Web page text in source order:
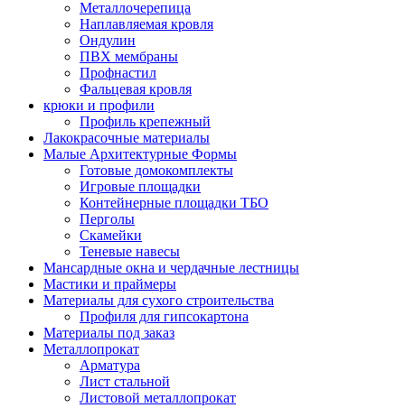
Металлочерепица
Наплавляемая кровля
Ондулин
ПВХ мембраны
Профнастил
Фальцевая кровля
крюки и профили
Профиль крепежный
Лакокрасочные материалы
Малые Архитектурные Формы
Готовые домокомплекты
Игровые площадки
Контейнерные площадки ТБО
Перголы
Скамейки
Теневые навесы
Мансардные окна и чердачные лестницы
Мастики и праймеры
Материалы для сухого строительства
Профиля для гипсокартона
Материалы под заказ
Металлопрокат
Арматура
Лист стальной
Листовой металлопрокат